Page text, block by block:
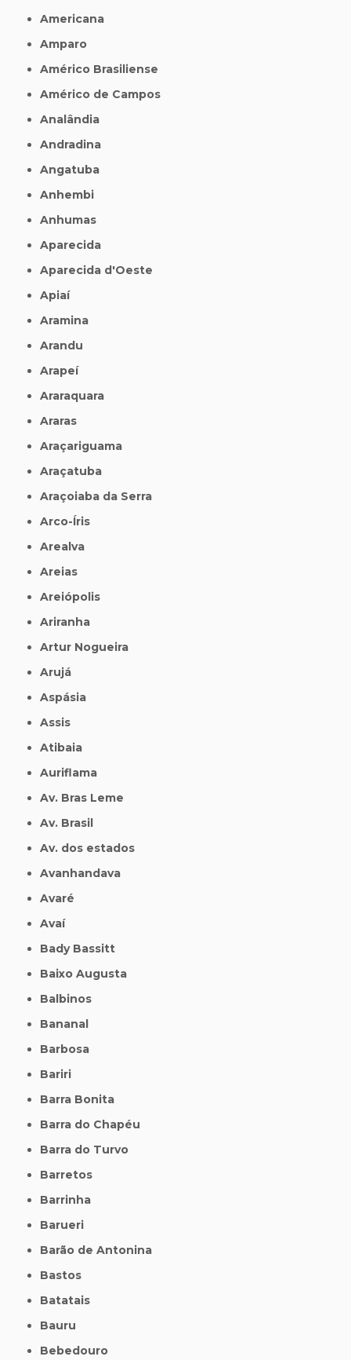
Americana
Amparo
Américo Brasiliense
Américo de Campos
Analândia
Andradina
Angatuba
Anhembi
Anhumas
Aparecida
Aparecida d'Oeste
Apiaí
Aramina
Arandu
Arapeí
Araraquara
Araras
Araçariguama
Araçatuba
Araçoiaba da Serra
Arco-Íris
Arealva
Areias
Areiópolis
Ariranha
Artur Nogueira
Arujá
Aspásia
Assis
Atibaia
Auriflama
Av. Bras Leme
Av. Brasil
Av. dos estados
Avanhandava
Avaré
Avaí
Bady Bassitt
Baixo Augusta
Balbinos
Bananal
Barbosa
Bariri
Barra Bonita
Barra do Chapéu
Barra do Turvo
Barretos
Barrinha
Barueri
Barão de Antonina
Bastos
Batatais
Bauru
Bebedouro